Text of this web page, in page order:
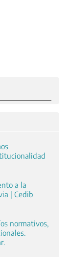
a la
| Cedib
normativos,